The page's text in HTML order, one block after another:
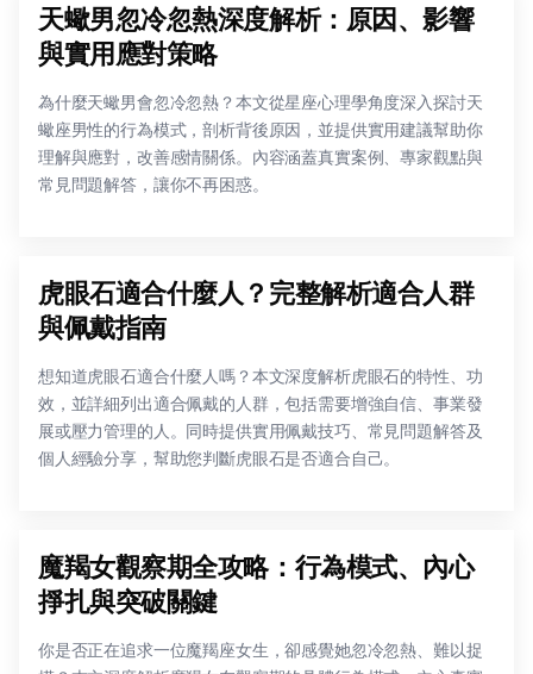
天蠍男忽冷忽熱深度解析：原因、影響
與實用應對策略
為什麼天蠍男會忽冷忽熱？本文從星座心理學角度深入探討天
蠍座男性的行為模式，剖析背後原因，並提供實用建議幫助你
理解與應對，改善感情關係。內容涵蓋真實案例、專家觀點與
常見問題解答，讓你不再困惑。
虎眼石適合什麼人？完整解析適合人群
與佩戴指南
想知道虎眼石適合什麼人嗎？本文深度解析虎眼石的特性、功
效，並詳細列出適合佩戴的人群，包括需要增強自信、事業發
展或壓力管理的人。同時提供實用佩戴技巧、常見問題解答及
個人經驗分享，幫助您判斷虎眼石是否適合自己。
魔羯女觀察期全攻略：行為模式、內心
掙扎與突破關鍵
你是否正在追求一位魔羯座女生，卻感覺她忽冷忽熱、難以捉